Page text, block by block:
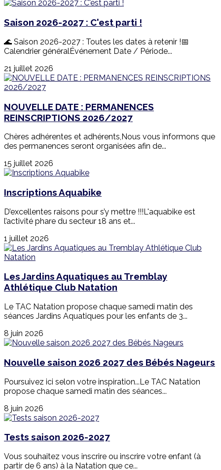
Saison 2026-2027 : C'est parti !
🌊 Saison 2026-2027 : Toutes les dates à retenir !📅
Calendrier généralÉvénement Date / Période...
21 juillet 2026
NOUVELLE DATE : PERMANENCES
REINSCRIPTIONS 2026/2027
Chères adhérentes et adhérents,Nous vous informons que
des permanences seront organisées afin de...
15 juillet 2026
Inscriptions Aquabike
D’excellentes raisons pour s’y mettre !!!L'aquabike est
l’activité phare du secteur 18 ans et...
1 juillet 2026
Les Jardins Aquatiques au Tremblay
Athlétique Club Natation
Le TAC Natation propose chaque samedi matin des
séances Jardins Aquatiques pour les enfants de 3...
8 juin 2026
Nouvelle saison 2026 2027 des Bébés Nageurs
Poursuivez ici selon votre inspiration...Le TAC Natation
propose chaque samedi matin des séances...
8 juin 2026
Tests saison 2026-2027
Vous souhaitez vous inscrire ou inscrire votre enfant (à
partir de 6 ans) à la Natation que ce...